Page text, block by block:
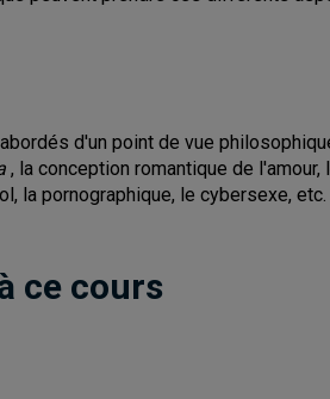
d'un point de vue
, la conception romantique de
la pornographique, le cybersexe, etc.
ce cours